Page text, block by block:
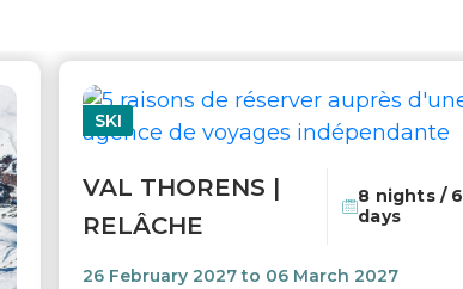
SKI
VAL THORENS |
RELÂCHE
8 nights / 6
days
26 February 2027 to 06 March 2027